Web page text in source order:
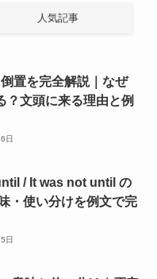
人気記事
置を完全解説｜なぜ
？文頭に来る理由と例
日
/ It was not until の
・使い分けを例文で完
日